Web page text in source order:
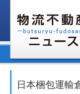
日本梱包運輸